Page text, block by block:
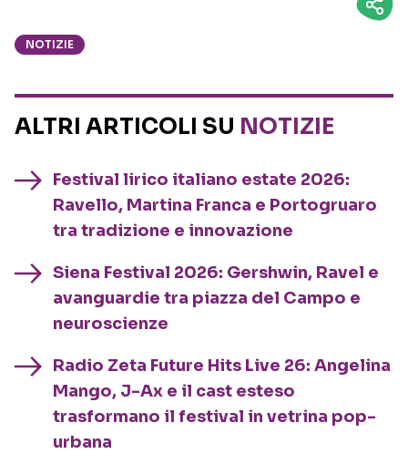
NOTIZIE
ALTRI ARTICOLI SU NOTIZIE
Festival lirico italiano estate 2026:
Ravello, Martina Franca e Portogruaro
tra tradizione e innovazione
Siena Festival 2026: Gershwin, Ravel e
avanguardie tra piazza del Campo e
neuroscienze
Radio Zeta Future Hits Live 26: Angelina
Mango, J-Ax e il cast esteso
trasformano il festival in vetrina pop-
urbana